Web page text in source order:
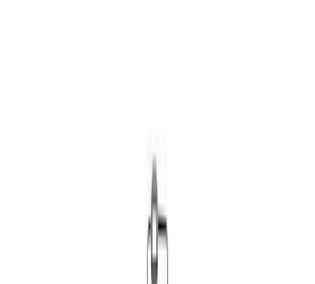
Δώρο για κάποιον ξεχωριστό
Χάρισε απεριόριστες ακροάσεις βιβλίων στους αγαπημένους σου.
Αγόρασε online και στείλε ψηφιακά τη δωροκάρτα.